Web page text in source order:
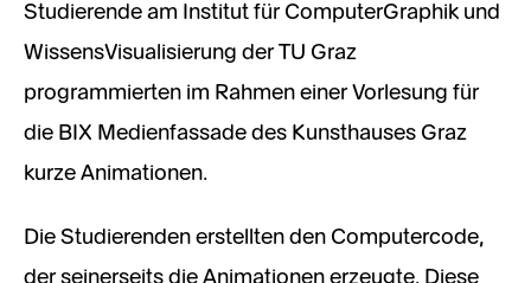
Studierende am Institut für ComputerGraphik und
WissensVisualisierung der TU Graz
programmierten im Rahmen einer Vorlesung für
die BIX Medienfassade des Kunsthauses Graz
kurze Animationen.
Die Studierenden erstellten den Computercode,
der seinerseits die Animationen erzeugte. Diese